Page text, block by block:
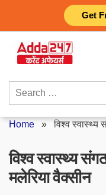
Get
content
Search
Home »विश्व स्वास्थ्य
विश्व स्वास्थ्य
मलेरिया वैक्सीन